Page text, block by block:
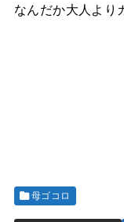
なんだか大人より
母ゴコロ